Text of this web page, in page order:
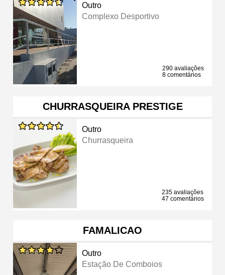
Outro
Complexo Desportivo
290 avaliações
8 comentários
CHURRASQUEIRA PRESTIGE
Outro
Churrasqueira
235 avaliações
47 comentários
FAMALICAO
Outro
Estação De Comboios